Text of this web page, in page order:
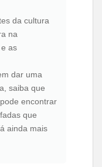
da cultura
na
as
dar uma
saiba que
encontrar
que
ainda mais